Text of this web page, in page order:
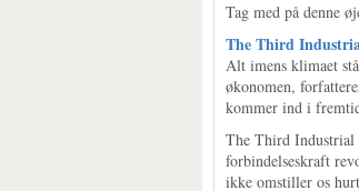
Tag med på denne
The Third
Alt imens klimaet
økonomen,
kommer ind i
The Third Industrial
forbindelseskraft
ikke omstiller os